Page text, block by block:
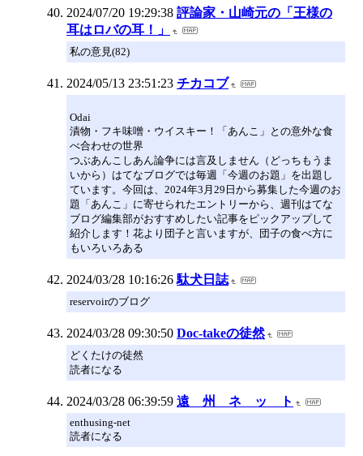
2024/07/20 19:29:38 評論家・山崎元の「王様の
耳はロバの耳！」
私の意見(82)
2024/05/13 23:51:23 チカコブ
Odai
漬物・フキ味噌・ウイスキー！「あんこ」との意外な食
べ合わせの世界
つぶあんこしあん論争には言及しません（どっちもうま
いから）はてなブログでは毎週「今週のお題」を出題し
ています。今回は、2024年3月29日から募集した今週のお
題「あんこ」に寄せられたエントリーから、週刊はてな
ブログ編集部がおすすめしたい記事をピックアップして
紹介します！花より団子と言いますが、団子の食べ方に
もいろいろある
2024/03/28 10:16:26 駄犬日誌
reservoirのブログ
2024/03/28 09:30:50 Doc-takeの徒然
どくたけの徒然
読者になる
2024/03/28 06:39:59 遠 州 ネ ッ ト
enthusing-net
読者になる